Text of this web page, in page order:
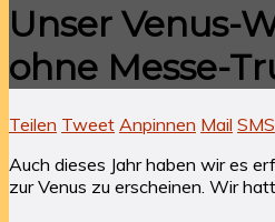
Unser Venus-
ohne Messe-
Teilen Tweet Anpinnen Mail SMS
Auch dieses Jahr haben wir es
zur Venus zu erscheinen. Wir